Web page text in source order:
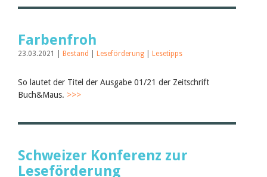
Farbenfroh
23.03.2021 | Bestand Leseförderung Lesetipps
So lautet der Titel der Ausgabe 01/21 der Zeitschrift
Buch&Maus. >>>
Schweizer Konferenz zur
Leseförderung